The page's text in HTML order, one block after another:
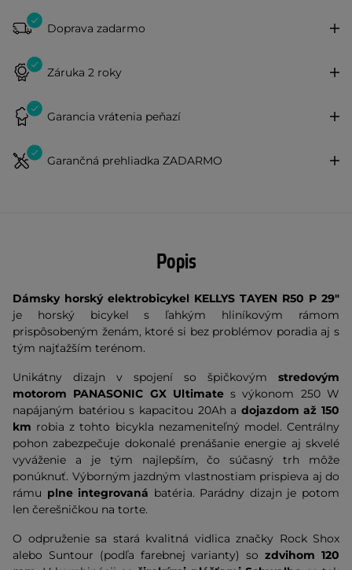
Doprava zadarmo
Záruka 2 roky
Garancia vrátenia peňazí
Garančná prehliadka ZADARMO
Popis
Dámsky horský elektrobicykel KELLYS TAYEN R50 P 29"
je horský bicykel s ľahkým hliníkovým rámom
prispôsobeným ženám, ktoré si bez problémov poradia aj s
tým najťažším terénom.
Unikátny dizajn v spojení so špičkovým stredovým
motorom PANASONIC GX Ultimates výkonom 250 W
napájaným batériou s kapacitou 20Ah a dojazdom až 150
km robia z tohto bicykla nezameniteľný model. Centrálny
pohon zabezpečuje dokonalé prenášanie energie aj skvelé
vyváženie a je tým najlepším, čo súčasný trh môže
ponúknuť. Výborným jazdným vlastnostiam prispieva aj do
rámu plne integrovaná batéria. Parádny dizajn je potom
len čerešničkou na torte.
O odpruženie sa stará kvalitná vidlica značky Rock Shox
alebo Suntour (podľa farebnej varianty) sozdvihom 120